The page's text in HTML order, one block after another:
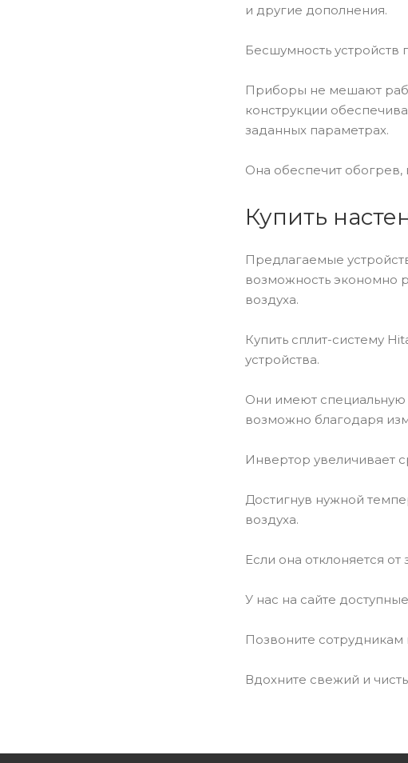
и другие дополнения.
Бесшумность устройств
Приборы не мешают
конструкции
заданных параметрах.
Она обеспечит обогрев,
Купить
Предлагаемые
возможность экономно
воздуха.
Купить сплит-систему
устройства.
Они имеют специальную
возможно благодаря
Инвертор увеличивает
Достигнув нужной
воздуха.
Если она отклоняется
У нас на сайте
Позвоните сотрудникам
Вдохните свежий и